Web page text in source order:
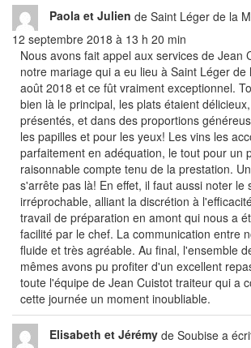
Paola et Julien de Saint Léger de la
12 septembre 2018 à 13 h 20 min
Nous avons fait appel aux services de Jean
notre mariage qui a eu lieu à Saint Léger de
août 2018 et ce fût vraiment exceptionnel.
bien là le principal, les plats étaient
présentés, et dans des proportions
les papilles et pour les yeux! Les vins les
parfaitement en adéquation, le tout pour un
raisonnable compte tenu de la prestation.
s'arrête pas là! En effet, il faut aussi noter le
irréprochable, alliant la discrétion à
travail de préparation en amont qui nous a
facilité par le chef. La communication entre
fluide et très agréable. Au final, l'ensemble
mêmes avons pu profiter d'un excellent
toute l'équipe de Jean Cuistot traiteur qui a
cette journée un moment inoubliable.
Elisabeth et Jérémy de Soubise a